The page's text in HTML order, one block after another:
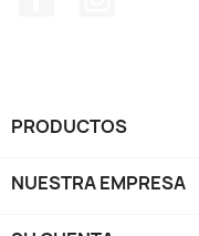
PRODUCTOS
NUESTRA EMPRESA